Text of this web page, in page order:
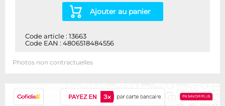
Ajouter au panier
Code article : 13663
Code EAN : 4806518484556
Photos non contractuelles